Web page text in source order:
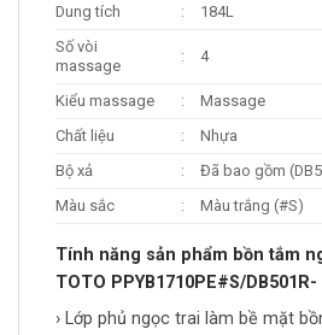
Dung tích
:
184L
Số vòi
massage
: 4
Kiểu massage :
Massage
Chất liệu
:
Nhựa
Bộ xả
:
Đã bao gồm
Màu sắc
: Màu trắng (#S)
Tính năng sản phẩm bồn tắm
TOTO PPYB1710PE#S/DB501R-
› Lớp phủ ngọc trai làm bề mặt